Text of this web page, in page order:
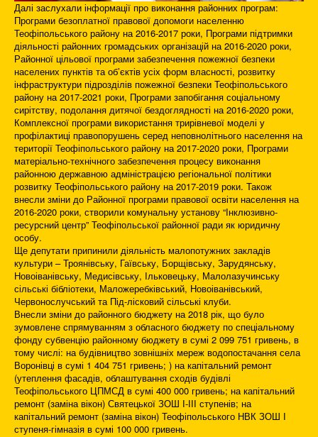
Далі заслухали інформації про виконання районних програм:
Програми безоплатної правової допомоги населенню
Теофіпольського району на 2016-2017 роки, Програми підтримки
діяльності районних громадських організацій на 2016-2020 роки,
Районної цільової програми забезпечення пожежної безпеки
населених пунктів та об’єктів усіх форм власності, розвитку
інфраструктури підрозділів пожежної безпеки Теофіпольського
району на 2017-2021 роки, Програми запобігання соціальному
сирітству, подолання дитячої бездоглядності на 2016-2020 роки,
Комплексної програми використання трирівневої моделі у
профілактиці правопорушень серед неповнолітнього населення на
території Теофіпольського району на 2017-2020 роки, Програми
матеріально-технічного забезпечення процесу виконання
районною державною адміністрацією регіональної політики
розвитку Теофіпольського району на 2017-2019 роки. Також
внесли зміни до Районної програми правової освіти населення на
2016-2020 роки, створили комунальну установу “Інклюзивно-
ресурсний центр” Теофіпольської районної ради як юридичну
особу.
Ще депутати припинили діяльність малопотужних закладів
культури – Троянівську, Гаївську, Борщівську, Зарудянську,
Новоіванівську, Медисівську, Ільковецьку, Малолазучинську
сільські бібліотеки, Маложеребківський, Новоіванівський,
Червонослучський та Під-лісковий сільські клуби.
Внесли зміни до районного бюджету на 2018 рік, що було
зумовлене спрямуванням з обласного бюджету по спеціальному
фонду субвенцію районному бюджету в сумі 2 099 751 гривень, в
тому числі: на будівництво зовнішніх мереж водопостачання села
Воронівці в сумі 1 404 751 гривень; ) на капітальний ремонт
(утеплення фасадів, облаштування сходів будівлі
Теофіпольського ЦПМСД в сумі 400 000 гривень; на капітальний
ремонт (заміна вікон) Святецької ЗОШ І-ІІІ ступенів; на
капітальний ремонт (заміна вікон) Теофіпольського НВК ЗОШ І
ступеня-гімназія в сумі 100 000 гривень.